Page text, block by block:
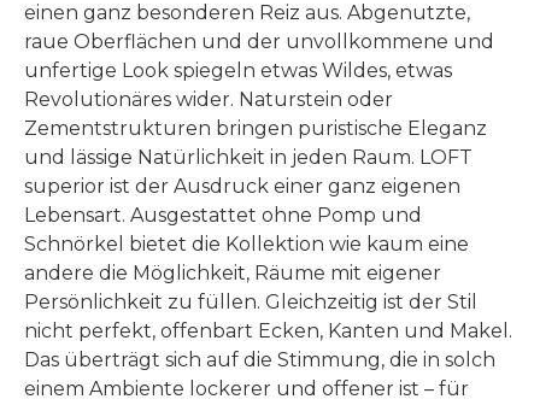
einen ganz besonderen Reiz aus. Abgenutzte,
raue Oberflächen und der unvollkommene und
unfertige Look spiegeln etwas Wildes, etwas
Revolutionäres wider. Naturstein oder
Zementstrukturen bringen puristische Eleganz
und lässige Natürlichkeit in jeden Raum. LOFT
superior ist der Ausdruck einer ganz eigenen
Lebensart. Ausgestattet ohne Pomp und
Schnörkel bietet die Kollektion wie kaum eine
andere die Möglichkeit, Räume mit eigener
Persönlichkeit zu füllen. Gleichzeitig ist der Stil
nicht perfekt, offenbart Ecken, Kanten und Makel.
Das überträgt sich auf die Stimmung, die in solch
einem Ambiente lockerer und offener ist – für